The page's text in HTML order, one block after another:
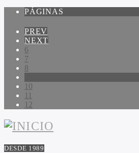
PÁGINAS
PREV
NEXT
6
7
8
10
11
12
DESDE 1989